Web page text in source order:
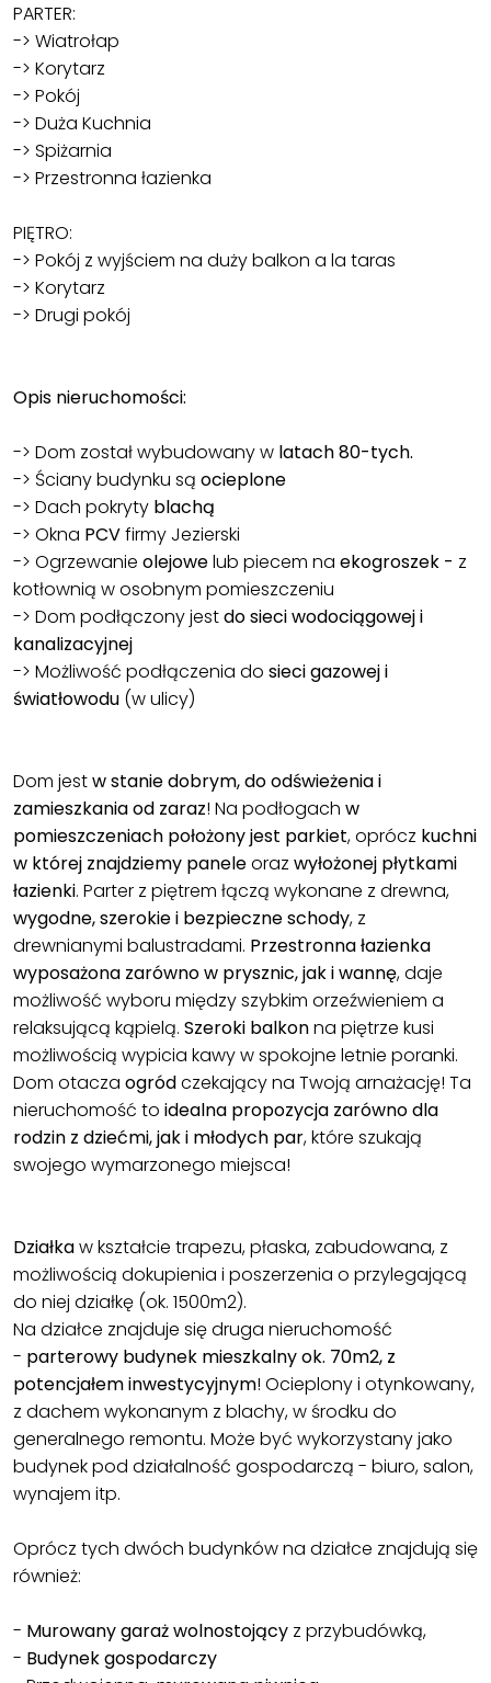
PARTER:
-> Wiatrołap
-> Korytarz
-> Pokój
-> Duża Kuchnia
-> Spiżarnia
-> Przestronna łazienka
PIĘTRO:
-> Pokój z wyjściem na duży balkon a la taras
-> Korytarz
-> Drugi pokój
Opis nieruchomości:
-> Dom został wybudowany w latach 80-tych.
-> Ściany budynku są ocieplone
-> Dach pokryty blachą
-> Okna PCVfirmy Jezierski
-> Ogrzewanie olejowelub piecem na ekogroszek - z
kotłownią w osobnym pomieszczeniu
-> Dom podłączony jestdo sieci wodociągowej i
kanalizacyjnej
-> Możliwość podłączenia do sieci gazowej i
światłowodu (w ulicy)
Dom jestw stanie dobrym, do odświeżenia i
zamieszkania od zaraz! Na podłogach w
pomieszczeniach położony jest parkiet, oprócz kuchni
w której znajdziemy paneleoraz wyłożonej płytkami
łazienki. Parter z piętrem łączą wykonane z drewna,
wygodne, szerokie i bezpieczne schody, z
drewnianymi balustradami. Przestronna łazienka
wyposażona zarówno w prysznic, jak i wannę, daje
możliwość wyboru między szybkim orzeźwieniem a
relaksującą kąpielą. Szeroki balkonna piętrze kusi
możliwością wypicia kawy w spokojne letnie poranki.
Dom otacza ogródczekający na Twoją arnażację! Ta
nieruchomość to idealna propozycja zarówno dla
rodzin z dziećmi, jak i młodych par, które szukają
swojego wymarzonego miejsca!
Działkaw kształcie trapezu, płaska, zabudowana, z
możliwością dokupienia i poszerzenia o przylegającą
do niej działkę (ok. 1500m2).
Na działce znajduje się druga nieruchomość
- parterowy budynek mieszkalny ok. 70m2, z
potencjałem inwestycyjnym! Ocieplony i otynkowany,
z dachem wykonanym z blachy, w środku do
generalnego remontu. Może być wykorzystany jako
budynek pod działalność gospodarczą - biuro, salon,
wynajem itp.
Oprócz tych dwóch budynków na działce znajdują się
również:
- Murowany garaż wolnostojący z przybudówką,
- Budynek gospodarczy